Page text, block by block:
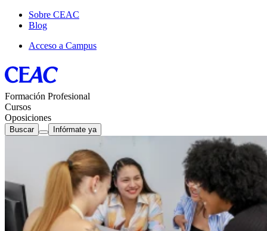
Sobre CEAC
Blog
Acceso a Campus
Formación Profesional
Cursos
Oposiciones
Buscar Infórmate ya